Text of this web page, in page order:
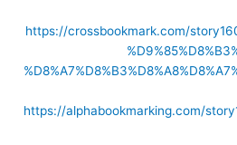
https://crossbookmark.com/
https://alphabookmarking.com/